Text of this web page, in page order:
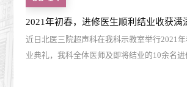
近日北医三院超声科在我科示教室举行2021
业典礼，我科全体医师及即将结业的10余名进